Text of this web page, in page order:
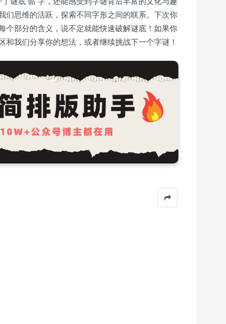
们思维的活跃，探索不同字形之间的联系。下次你
个部分的含义，说不定就能快速破解谜底！如果你
我们分享你的想法，或者继续挑战下一个字谜！